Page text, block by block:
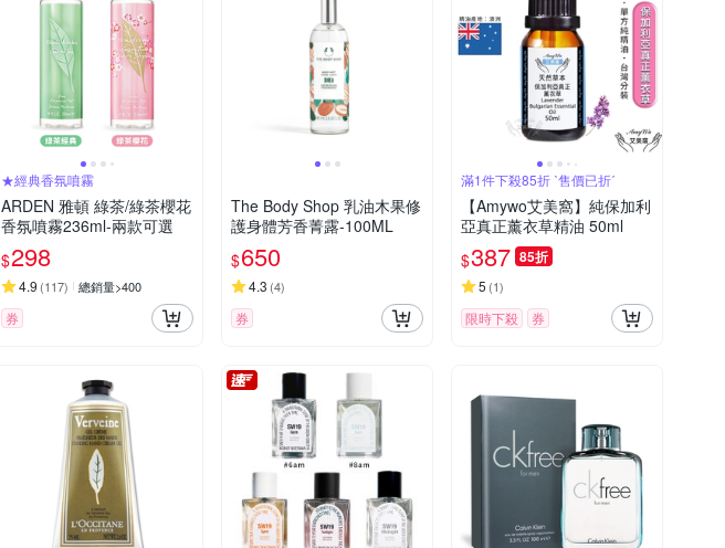
★經典香氛噴霧
ARDEN 雅頓 綠茶/綠茶櫻花
香氛噴霧236ml-兩款可選
$298
4.9 (117) 總銷量>400
券
The Body Shop 乳油木果修
護身體芳香菁露-100ML
$650
4.3 (4)
券
滿1件下殺85折 ˋ售價已折ˊ
【Amywo艾美窩】純保加利
亞真正薰衣草精油 50ml
$387 85折
5 (1)
限時下殺 券